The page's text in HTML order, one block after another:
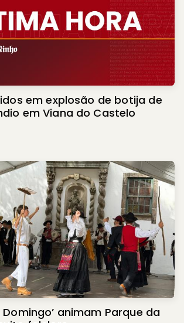
em explosão de botija de
em Viana do Castelo
Domingo’ animam Parque da